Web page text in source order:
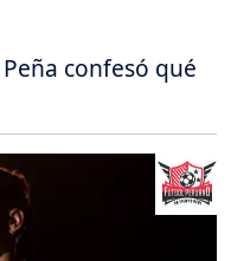
confesó qué